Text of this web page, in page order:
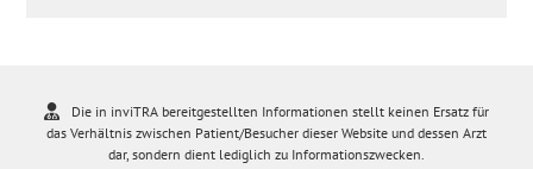
Die in inviTRA bereitgestellten Informationen stellt keinen Ersatz für
das Verhältnis zwischen Patient/Besucher dieser Website und dessen Arzt
dar, sondern dient lediglich zu Informationszwecken.